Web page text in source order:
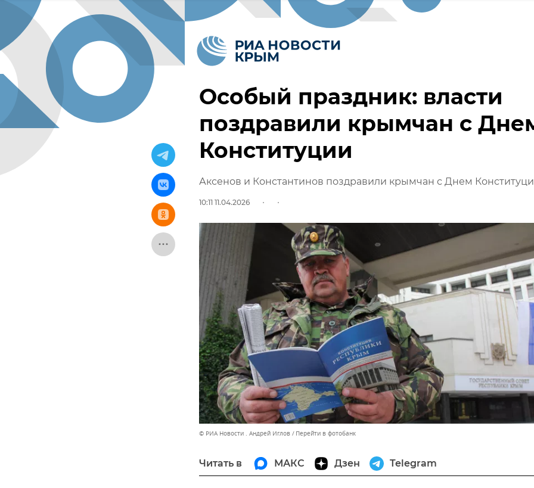
Особый праздник: власти
поздравили крымчан с
Конституции
Аксенов и Константинов поздравили крымчан с Днем
10:11 11.04.2026
© РИА Новости . Андрей Иглов Перейти в фотобанк
Читать в МАКС Дзен Telegram